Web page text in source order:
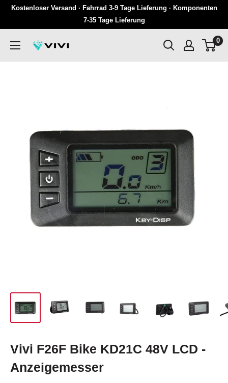
Überspringen
Inhalten
Kostenloser Versand · Fahrrad 3-9 Tage Lieferung · Komponenten
7-35 Tage Lieferung
VIVI
0
Vivi F26F Bike KD21C 48V LCD -
Anzeigemesser